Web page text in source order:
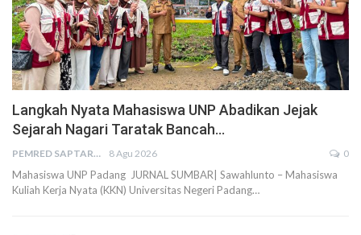
Langkah Nyata Mahasiswa UNP Abadikan Jejak
Sejarah Nagari Taratak Bancah…
PEMRED SAPTARIUS 8 Agu 2026 0
Mahasiswa UNP Padang JURNAL SUMBAR| Sawahlunto – Mahasiswa
Kuliah Kerja Nyata (KKN) Universitas Negeri Padang…